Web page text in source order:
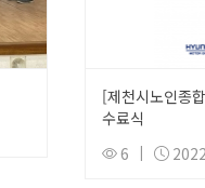
[제천시노인종
수료식
6
|